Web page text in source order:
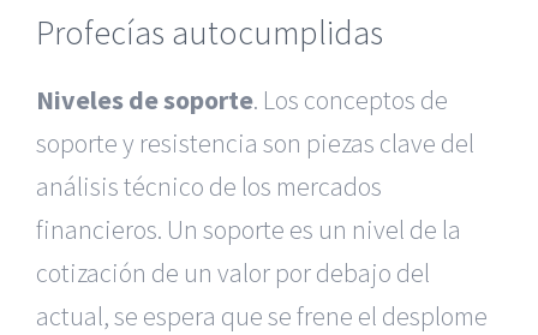
Profecías autocumplidas
Niveles de soporte. Los conceptos de
soporte y resistencia son piezas clave del
análisis técnico de los mercados
financieros. Un soporte es un nivel de la
cotización de un valor por debajo del
actual, se espera que se frene el desplome